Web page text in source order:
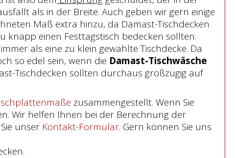
als in der Breite. Auch geben wir gern einige
Maß extra hinzu, da Damast-Tischdecken
knapp einen Festtagstisch bedecken sollten.
als eine zu klein gewählte Tischdecke. Da
so edel sein, wenn die Damast-Tischwäsche
Tischdecken sollten durchaus großzügig auf
zusammengestellt. Wenn Sie
Wir helfen Ihnen bei der Berechnung der
unser Kontakt-Formular. Gern können Sie uns